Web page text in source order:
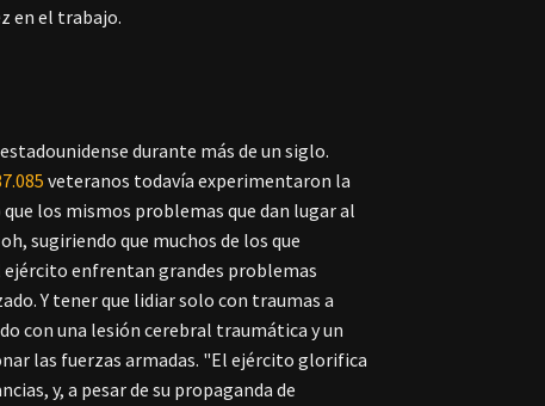
en el trabajo.
durante más de un siglo.
veteranos todavía experimentaron la
los mismos problemas que dan lugar al
sugiriendo que muchos de los que
ejército enfrentan grandes problemas
Y tener que lidiar solo con traumas a
con una lesión cerebral traumática y un
las fuerzas armadas. "El ejército glorifica
y, a pesar de su propaganda de